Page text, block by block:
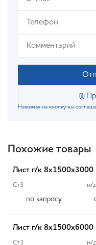
Нажимая на кнопку вы
Похожие товары
Лист г/к 8х1500х3000
Ст3 н/
по запросу
Лист г/к 8х1500х6000
Ст3 н/